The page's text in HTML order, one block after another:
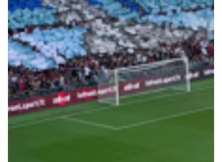
Summer Sale
Mare
Accessori
Party
Outlet